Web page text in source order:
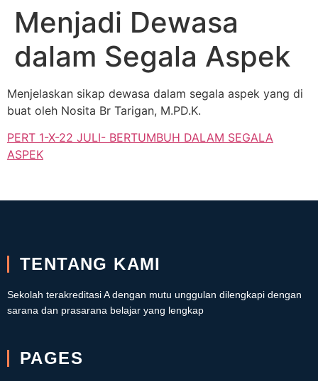
Menjadi Dewasa
dalam Segala Aspek
Menjelaskan sikap dewasa dalam segala aspek yang di
buat oleh Nosita Br Tarigan, M.PD.K.
PERT 1-X-22 JULI- BERTUMBUH DALAM SEGALA
ASPEK
TENTANG KAMI
Sekolah terakreditasi A dengan mutu unggulan dilengkapi dengan
sarana dan prasarana belajar yang lengkap
PAGES